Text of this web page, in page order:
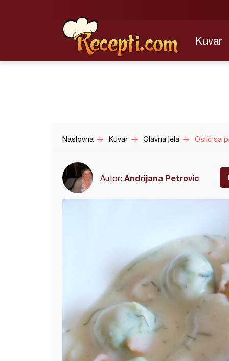
Kuvar
Naslovna Kuvar Glavna jela Oslić sa
Autor: Andrijana Petrovic